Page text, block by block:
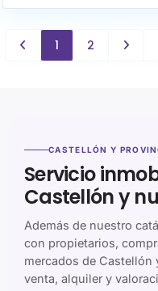
1 2
CASTELLÓN Y
Servicio
Castellón y
Además de nuestro
con propietarios,
mercados de
venta, alquiler y